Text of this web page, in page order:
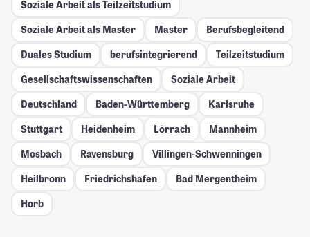
Soziale Arbeit als Teilzeitstudium
Soziale Arbeit als Master
Master
Berufsbegleitend
Duales Studium
berufsintegrierend
Teilzeitstudium
Gesellschafts­wissenschaften
Soziale Arbeit
Deutschland
Baden-Württemberg
Karlsruhe
Stuttgart
Heidenheim Lörrach
Mannheim
Mosbach
Ravensburg
Villingen-Schwenningen
Heilbronn
Friedrichshafen
Bad Mergentheim
Horb